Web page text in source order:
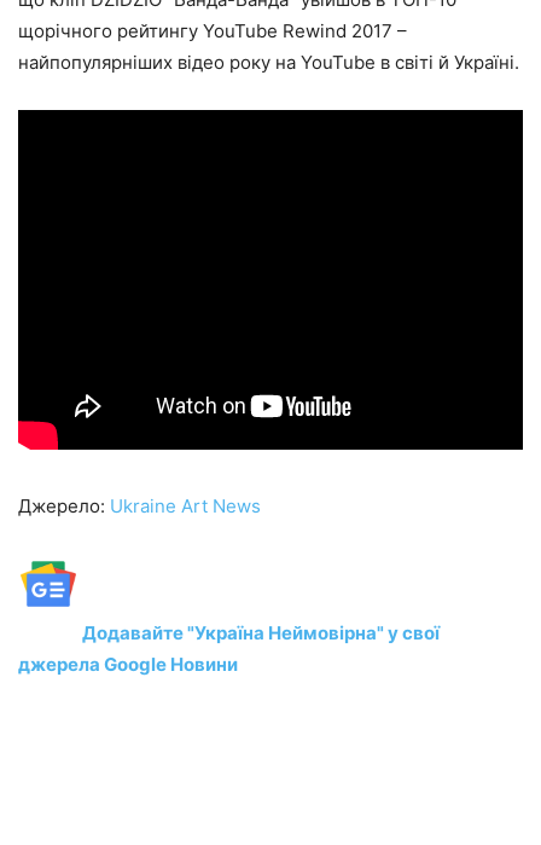
щорічного рейтингу YouTube Rewind 2017 –
найпопулярніших відео року на YouTube в світі й Україні.
Джерело: Ukraine Art News
Додавайте "Україна Неймовірна" у свої
джерела Google Новини